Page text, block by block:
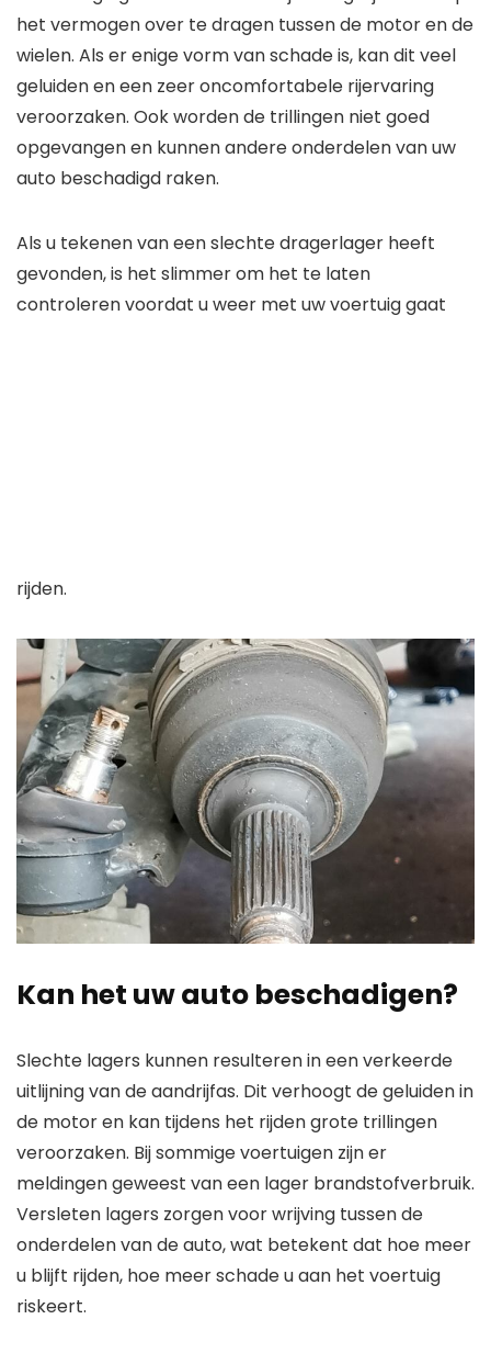
het vermogen over te dragen tussen de motor en de
wielen. Als er enige vorm van schade is, kan dit veel
geluiden en een zeer oncomfortabele rijervaring
veroorzaken. Ook worden de trillingen niet goed
opgevangen en kunnen andere onderdelen van uw
auto beschadigd raken.
Als u tekenen van een slechte dragerlager heeft
gevonden, is het slimmer om het te laten
controleren voordat u weer met uw voertuig gaat
rijden.
Kan het uw auto beschadigen?
Slechte lagers kunnen resulteren in een verkeerde
uitlijning van de aandrijfas. Dit verhoogt de geluiden in
de motor en kan tijdens het rijden grote trillingen
veroorzaken. Bij sommige voertuigen zijn er
meldingen geweest van een lager brandstofverbruik.
Versleten lagers zorgen voor wrijving tussen de
onderdelen van de auto, wat betekent dat hoe meer
u blijft rijden, hoe meer schade u aan het voertuig
riskeert.